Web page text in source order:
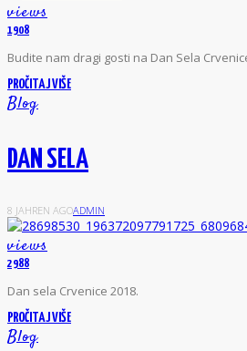
views
1908
Budite nam dragi gosti na Dan Sela
PROČITAJ VIŠE
Blog
DAN SELA
8 JAHREN AGOADMIN
views
2988
Dan sela Crvenice 2018.
PROČITAJ VIŠE
Blog